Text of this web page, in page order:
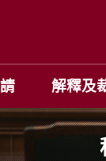
解釋及